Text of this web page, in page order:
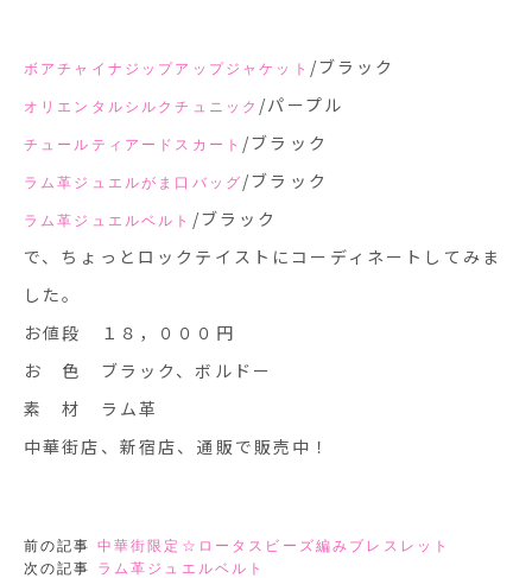
ボアチャイナジップアップジャケット /ブラック
オリエンタルシルクチュニック /パープル
チュールティアードスカート /ブラック
ラム革ジュエルがま口バッグ /ブラック
ラム革ジュエルベルト /ブラック
で、ちょっとロックテイストにコーディネートしてみま
した。
お値段 １８，０００円
お 色 ブラック、ボルドー
素 材 ラム革
中華街店、新宿店、通販で販売中！
前の記事 中華街限定☆ロータスビーズ編みブレスレット
次の記事 ラム革ジュエルベルト